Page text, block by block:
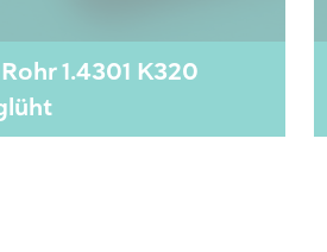
1.4301 K320